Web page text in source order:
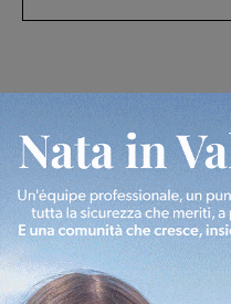
Articolo precedente
Tutti in cammino per la prevenzione:
arriva la “Camminata in rosa 048”
Ultime Notizie